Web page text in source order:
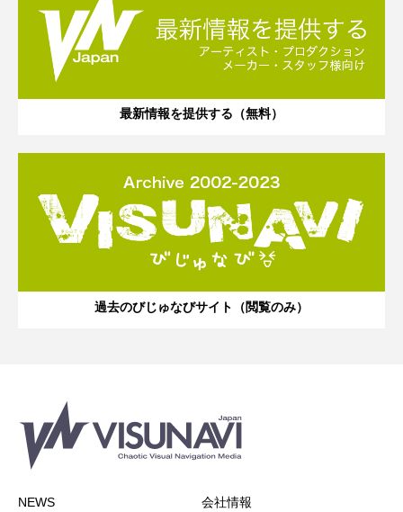
最新情報を提供する（無料）
過去のびじゅなびサイト（閲覧のみ）
NEWS 会社情報